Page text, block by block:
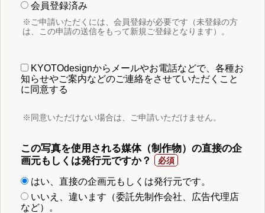
会員登録済み
※ご申請いただくには、会員登録が必要です（未登録の方
は、この申請の送信をもって新規ご登録となります）。
KYOTOdesignからメールやお電話などで、各種お
知らせやご案内などのご連絡をさせていただくこと
に同意する
※同意いただけない場合は、ご申請いただけません。
この写真を使用される媒体（制作物）の直接の企
画元もしくは発行元ですか？
はい、直接の企画元もしくは発行元です。
いいえ、違います（委託先制作会社、広告代理店
など）。